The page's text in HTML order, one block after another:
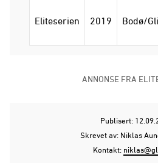
Eliteserien 2019 Bodø/
ANNONSE FRA
Publisert:
Skrevet av: Niklas
Kontakt: